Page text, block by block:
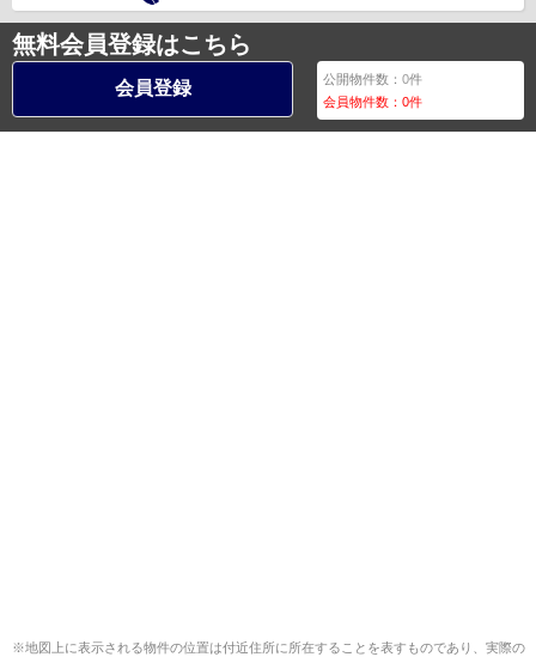
無料会員登録はこちら
会員登録 公開物件数：0件
会員物件数：0件
※地図上に表示される物件の位置は付近住所に所在することを表すものであり、実際の